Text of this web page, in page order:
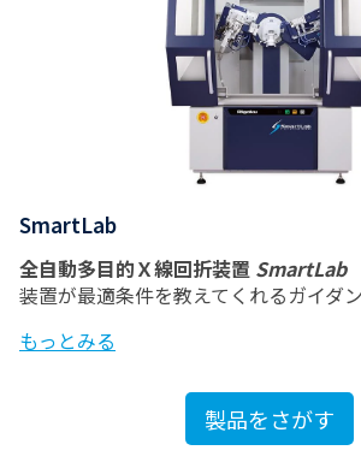
SmartLab
全自動多目的Ｘ線回折装置 SmartLab
装置が最適条件を教えてくれるガイダ
もっとみる
製品をさがす